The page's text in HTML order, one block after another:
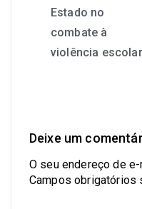
Estado no
combate à
violência escolar
Deixe um
O seu endereço de
Campos obrigatórios